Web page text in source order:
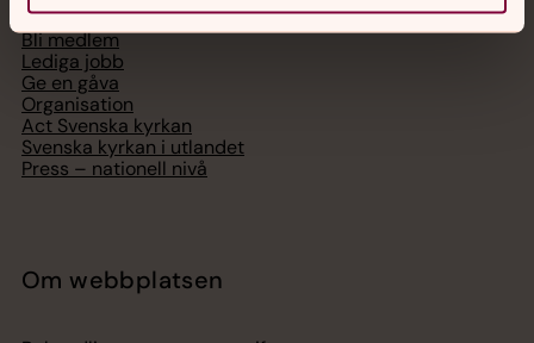
Hitta församling
Bli medlem
Lediga jobb
Ge en gåva
Organisation
Act Svenska kyrkan
Svenska kyrkan i utlandet
Press – nationell nivå
Om webbplatsen